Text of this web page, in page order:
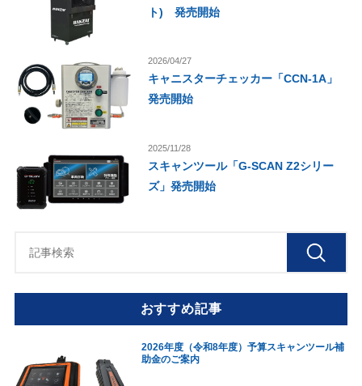
ト) 発売開始
2026/04/27
キャニスターチェッカー「CCN-1A」
発売開始
2025/11/28
スキャンツール「G-SCAN Z2シリー
ズ」発売開始
おすすめ記事
2026年度（令和8年度）予算スキャンツール補
助金のご案内